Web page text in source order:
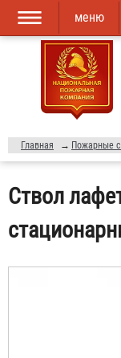
Перейти к
основному
содержанию
Skip to
navigation
меню
Главная → Пожарные
Ствол